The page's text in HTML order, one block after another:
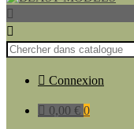


 Connexion
 0,00 € 0